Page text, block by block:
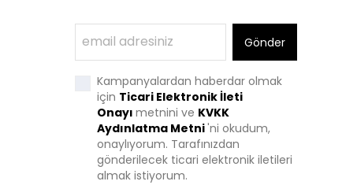
Gönder
Kampanyalardan haberdar olmak
için Ticari Elektronik İleti
Onayı metnini ve KVKK
Aydınlatma Metni'ni okudum,
onaylıyorum. Tarafınızdan
gönderilecek ticari elektronik iletileri
almak istiyorum.